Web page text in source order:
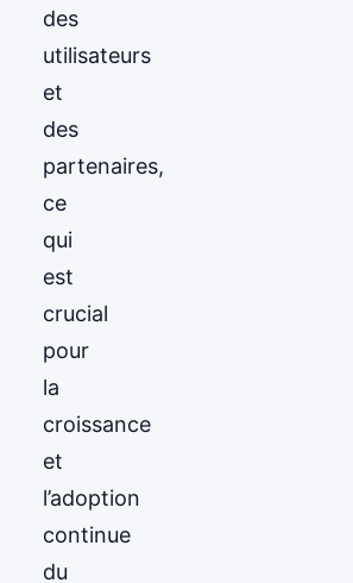
des
utilisateurs
et
des
partenaires,
ce
qui
est
crucial
pour
la
croissance
et
l’adoption
continue
du